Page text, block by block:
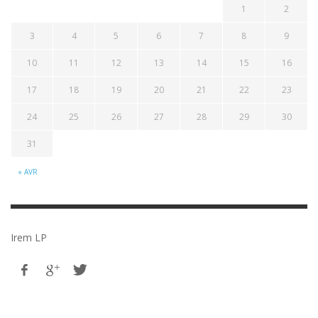
« AVR
1 2
3 4 5 6 7 8 9
10 11 12 13 14 15 16
17 18 19 20 21 22 23
24 25 26 27 28 29 30
31
Irem LP